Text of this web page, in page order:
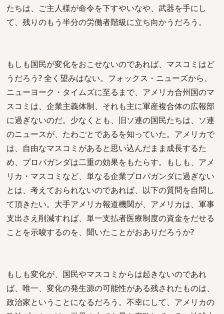
たちは、ご主人様が命令を下すやいなや、武器を手にし
て、残りのもう半分の労働者階級に立ち向かうだろう。
もしも国民が変化をおこせないのであれば、マスコミはど
うだろう? 全く望みはない。フォックス・ニューズから、
ニューヨーク・タイムズに至るまで、アメリカ合州国のマ
スコミは、企業主義体制、それも主に軍産複合体の広報部
に過ぎないのだ。少なくとも、旧ソ連の国民たちは、ソ連
のニュースが、たわごとであるを知っていた。アメリカで
は、自由なマスコミがあると思い込んだまま成長するた
め、プロパガンダは二重の効果をもたらす。もしも、アメ
リカ・マスコミなど、単なる企業プロパガンダに過ぎない
とは、考えておられないのであれば、以下の質問を自問し
て頂きたい。大手アメリカ報道機関が、アメリカは、軍事
支出さえ削減すれば、単一支払者医療制度の資金をだせる
ことを示唆するのを、聞いたことがおありだろうか?
もしも変化が、国民やマスコミからは起きないのであれ
ば、唯一、変化の発生源の可能性がある残されたものは、
政治家ということになるだろう。不幸にして、アメリカの